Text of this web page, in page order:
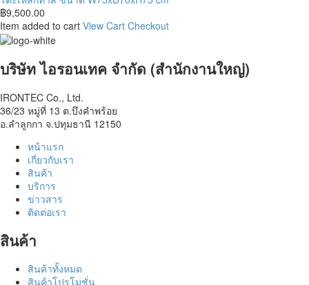
ฉิ่ง
ขนาด
W80xD60xH75
ทำสี
ขนาด
W75xD70xH75
฿9,500.00
Item added to cart View Cart Checkout
บริษัท ไอรอนเทค จำกัด (สำนักงานใหญ่)
IRONTEC Co., Ltd.
36/23 หมู่ที่ 13 ต.บึงคำพร้อย
อ.ลำลูกกา จ.ปทุมธานี 12150
หน้าแรก
เกี่ยวกับเรา
สินค้า
บริการ
ข่าวสาร
ติดต่อเรา
สินค้า
สินค้าทั้งหมด
สินค้าโปรโมชั่น